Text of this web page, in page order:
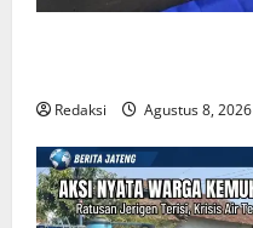
Redaksi Agustus 8, 2026